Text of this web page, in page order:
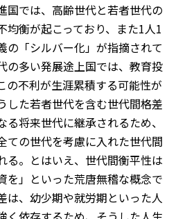
国では、高齢世代と若者世代の
均衡が起こっており、また1人1
の「シルバー化」が指摘されて
の多い発展途上国では、教育投
の不利が生涯累積する可能性が
した若者世代を含む世代間格差
将来世代に継承されるため、
ての世代を考慮に入れた世代間
る。とはいえ、世代間衡平性は
を」といった荒唐無稽な概念で
は、幼少期や就労期といった人